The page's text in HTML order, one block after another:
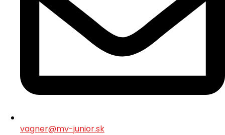
vagner@mv-junior.sk